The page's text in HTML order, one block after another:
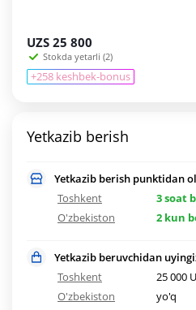
UZS 25 800
Stokda yetarli (2)
+258 keshbek-bonus
Yetkazib berish
Yetkazib berish punktidan
Toshkent
3 soat
O'zbekiston
2 kun
Yetkazib beruvchidan
Toshkent
25 000
O'zbekiston
yo'q